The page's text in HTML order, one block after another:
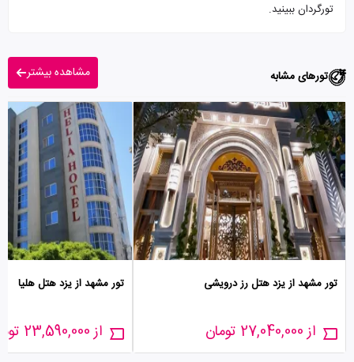
تورگردان ببینید.
تورهای مشابه مشاهده بیشتر
تور مشهد از یزد هتل رز درویشی
از 27,040,000 تومان
تور مشهد از یزد هتل هلیا
از 23,590,000 تومان